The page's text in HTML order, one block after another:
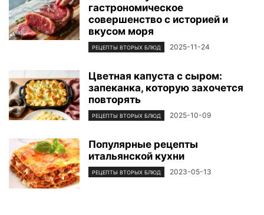
гастрономическое
совершенство с историей и
вкусом моря
РЕЦЕПТЫ ВТОРЫХ БЛЮД 2025-11-24
Цветная капуста с сыром:
запеканка, которую захочется
повторять
РЕЦЕПТЫ ВТОРЫХ БЛЮД 2025-10-09
Популярные рецепты
итальянской кухни
РЕЦЕПТЫ ВТОРЫХ БЛЮД 2023-05-13